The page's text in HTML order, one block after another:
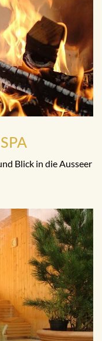
Blick in die Ausseer